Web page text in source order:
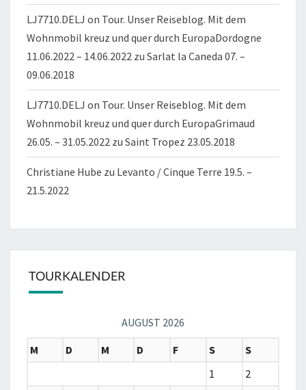
LJ7710.DELJ on Tour. Unser Reiseblog. Mit dem
Wohnmobil kreuz und quer durch EuropaDordogne
11.06.2022 – 14.06.2022 zu Sarlat la Caneda 07. –
09.06.2018
LJ7710.DELJ on Tour. Unser Reiseblog. Mit dem
Wohnmobil kreuz und quer durch EuropaGrimaud
26.05. – 31.05.2022 zu Saint Tropez 23.05.2018
Christiane Hube zu Levanto / Cinque Terre 19.5. –
21.5.2022
TOURKALENDER
AUGUST 2026
M
D M D F S
S
1
2